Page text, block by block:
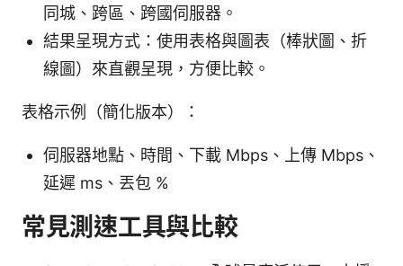
同城、跨區、跨國伺服器。
結果呈現方式：使用表格與圖表（棒狀圖、折
線圖）來直觀呈現，方便比較。
表格示例（簡化版本）：
伺服器地點、時間、下載 Mbps、上傳 Mbps、
延遲 ms、丟包 %
常見測速工具與比較